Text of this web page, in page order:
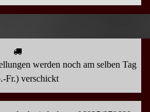
werden noch am selben Tag
Fr.) verschickt